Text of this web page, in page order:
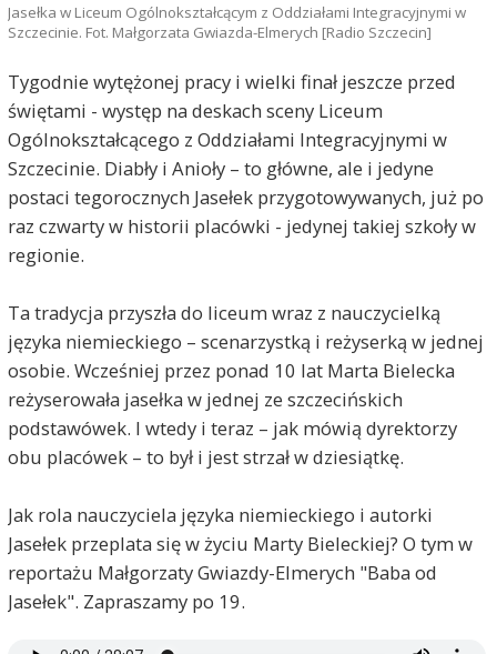
Jasełka w Liceum Ogólnokształcącym z Oddziałami Integracyjnymi w
Szczecinie. Fot. Małgorzata Gwiazda-Elmerych [Radio Szczecin]
Tygodnie wytężonej pracy i wielki finał jeszcze przed
świętami - występ na deskach sceny Liceum
Ogólnokształcącego z Oddziałami Integracyjnymi w
Szczecinie. Diabły i Anioły – to główne, ale i jedyne
postaci tegorocznych Jasełek przygotowywanych, już po
raz czwarty w historii placówki - jedynej takiej szkoły w
regionie.
Ta tradycja przyszła do liceum wraz z nauczycielką
języka niemieckiego – scenarzystką i reżyserką w jednej
osobie. Wcześniej przez ponad 10 lat Marta Bielecka
reżyserowała jasełka w jednej ze szczecińskich
podstawówek. I wtedy i teraz – jak mówią dyrektorzy
obu placówek – to był i jest strzał w dziesiątkę.
Jak rola nauczyciela języka niemieckiego i autorki
Jasełek przeplata się w życiu Marty Bieleckiej? O tym w
reportażu Małgorzaty Gwiazdy-Elmerych "Baba od
Jasełek". Zapraszamy po 19.